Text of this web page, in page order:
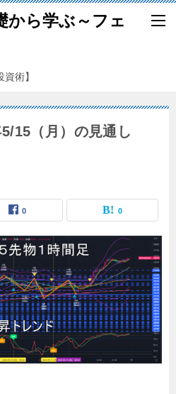
から学ぶ～フェ
術】
15（月）の見通し
0 0